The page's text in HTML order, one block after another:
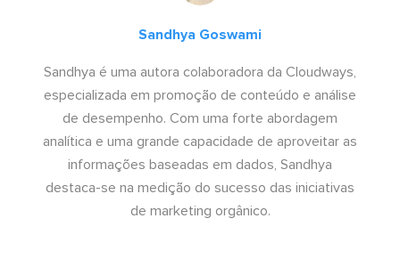
Sandhya Goswami
Sandhya é uma autora colaboradora da Cloudways,
especializada em promoção de conteúdo e análise
de desempenho. Com uma forte abordagem
analítica e uma grande capacidade de aproveitar as
informações baseadas em dados, Sandhya
destaca-se na medição do sucesso das iniciativas
de marketing orgânico.